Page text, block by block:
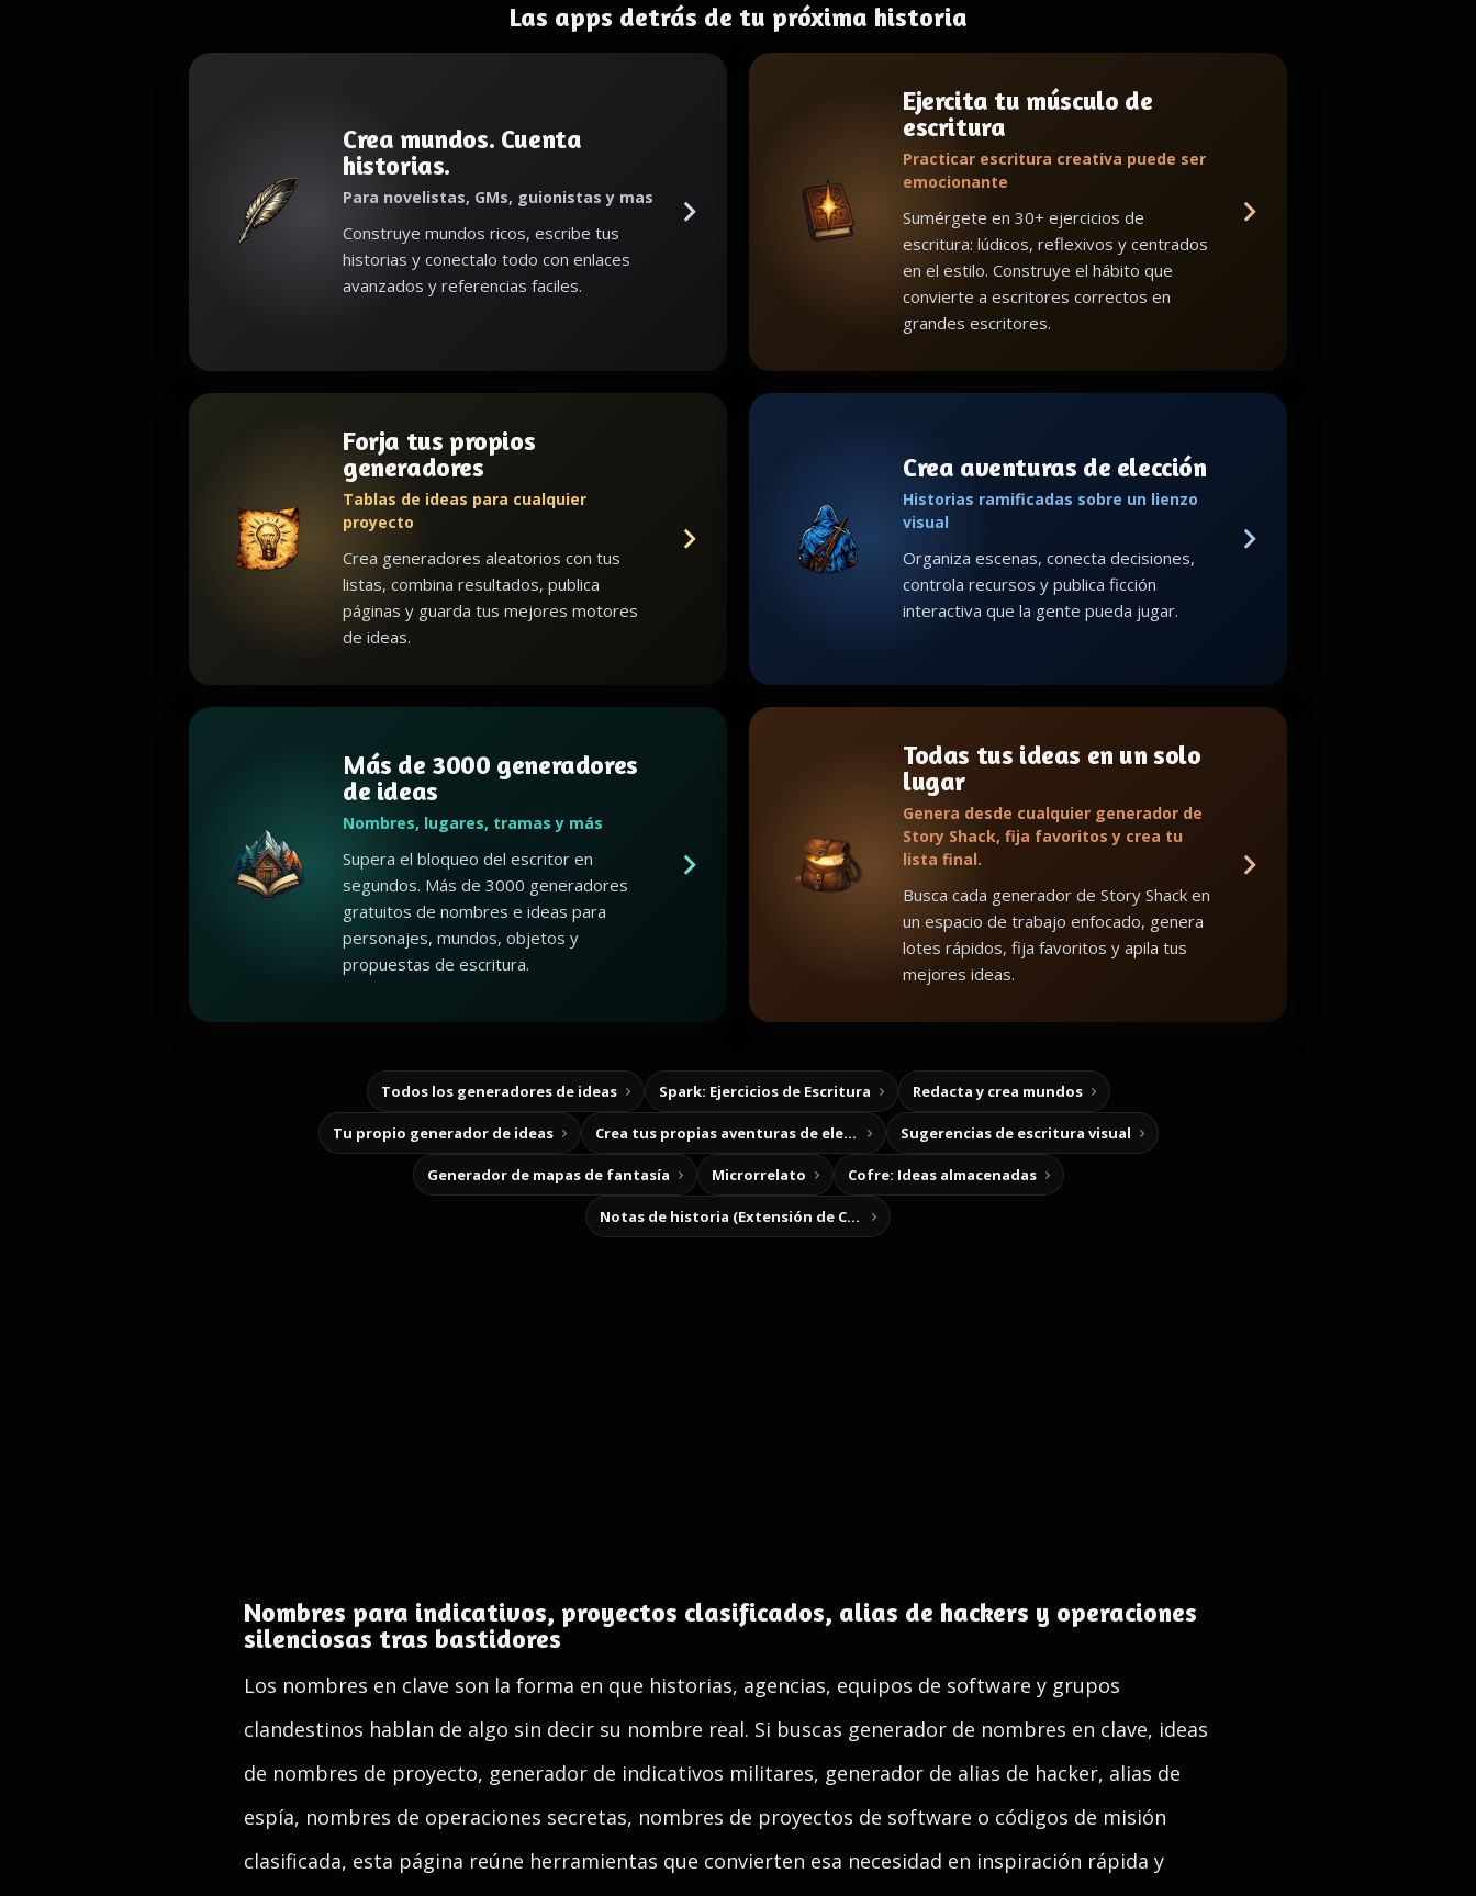
Las apps detrás de tu próxima historia
Crea mundos. Cuenta
historias.
Para novelistas, GMs, guionistas y mas
Construye mundos ricos, escribe tus
historias y conectalo todo con enlaces
avanzados y referencias faciles.
Ejercita tu músculo de
escritura
Practicar escritura creativa puede ser
emocionante
Sumérgete en 30+ ejercicios de
escritura: lúdicos, reflexivos y centrados
en el estilo. Construye el hábito que
convierte a escritores correctos en
grandes escritores.
Forja tus propios
generadores
Tablas de ideas para cualquier
proyecto
Crea generadores aleatorios con tus
listas, combina resultados, publica
páginas y guarda tus mejores motores
de ideas.
Crea aventuras de elección
Historias ramificadas sobre un lienzo
visual
Organiza escenas, conecta decisiones,
controla recursos y publica ficción
interactiva que la gente pueda jugar.
Más de 3000 generadores
de ideas
Nombres, lugares, tramas y más
Supera el bloqueo del escritor en
segundos. Más de 3000 generadores
gratuitos de nombres e ideas para
personajes, mundos, objetos y
propuestas de escritura.
Todas tus ideas en un solo
lugar
Genera desde cualquier generador de
Story Shack, fija favoritos y crea tu
lista final.
Busca cada generador de Story Shack en
un espacio de trabajo enfocado, genera
lotes rápidos, fija favoritos y apila tus
mejores ideas.
Todos los generadores de ideas Spark: Ejercicios de Escritura Redacta y crea mundos
Tu propio generador de ideas Crea tus propias aventuras de elección Sugerencias de escritura visual
Generador de mapas de fantasía Microrrelato Cofre: Ideas almacenadas
Notas de historia (Extensión de Chrome)
Nombres para indicativos, proyectos clasificados, alias de hackers y operaciones
silenciosas tras bastidores
Los nombres en clave son la forma en que historias, agencias, equipos de software y grupos
clandestinos hablan de algo sin decir su nombre real. Si buscas generador de nombres en clave, ideas
de nombres de proyecto, generador de indicativos militares, generador de alias de hacker, alias de
espía, nombres de operaciones secretas, nombres de proyectos de software o códigos de misión
clasificada, esta página reúne herramientas que convierten esa necesidad en inspiración rápida y